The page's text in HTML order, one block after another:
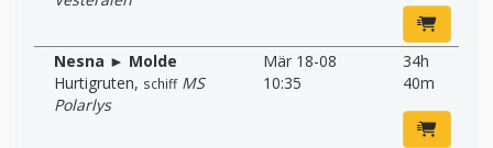
Nesna ► Molde
Hurtigruten, schiff MS
Polarlys
Mär 18-08
10:35
34h
40m